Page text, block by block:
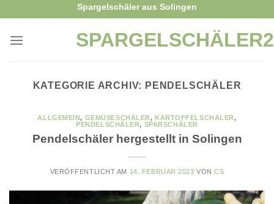
content
Spargelschäler aus Solingen
KATEGORIE ARCHIV: PENDELSCHÄLER
ALLGEMEIN, GEMÜSESCHÄLER,KARTOFFELSCHÄLER,
PENDELSCHÄLER, SPARSCHÄLER
Pendelschäler hergestellt in Solingen
VERÖFFENTLICHT AM 14. FEBRUAR 2023 VONCS